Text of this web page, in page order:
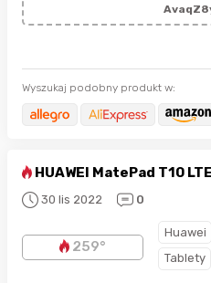
Wyszukaj podobny produkt w:
HUAWEI MatePad T10
30 lis 2022 0
259°
Huawei
Tablety